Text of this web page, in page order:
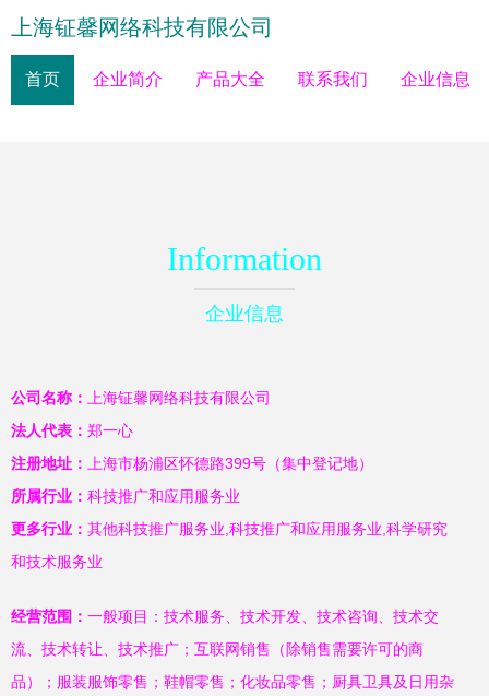
上海钲馨网络科技有限公司
首页 企业简介 产品大全 联系我们 企业信息
Information
企业信息
公司名称：
上海钲馨网络科技有限公司
法人代表： 郑一心
注册地址：
上海市杨浦区怀德路399号（集中登记地）
所属行业： 科技推广和应用服务业
更多行业： 其他科技推广服务业,科技推广和应用服务业,科学研究
和技术服务业
经营范围： 一般项目：技术服务、技术开发、技术咨询、技术交
流、技术转让、技术推广；互联网销售（除销售需要许可的商
品）；服装服饰零售；鞋帽零售；化妆品零售；厨具卫具及日用杂